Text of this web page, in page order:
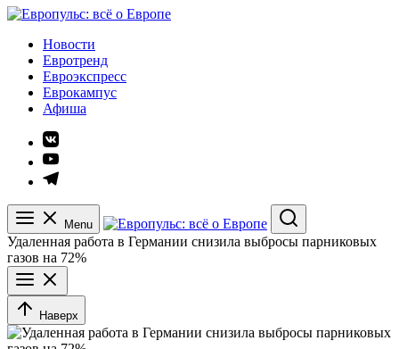
Европульс: всё о Европе
Новости
Евротренд
Евроэкспресс
Еврокампус
Афиша
Элемент
меню
Элемент
меню
Элемент
Menu
Search
Удаленная работа в Германии снизила выбросы парниковых
газов на 72%
Наверх